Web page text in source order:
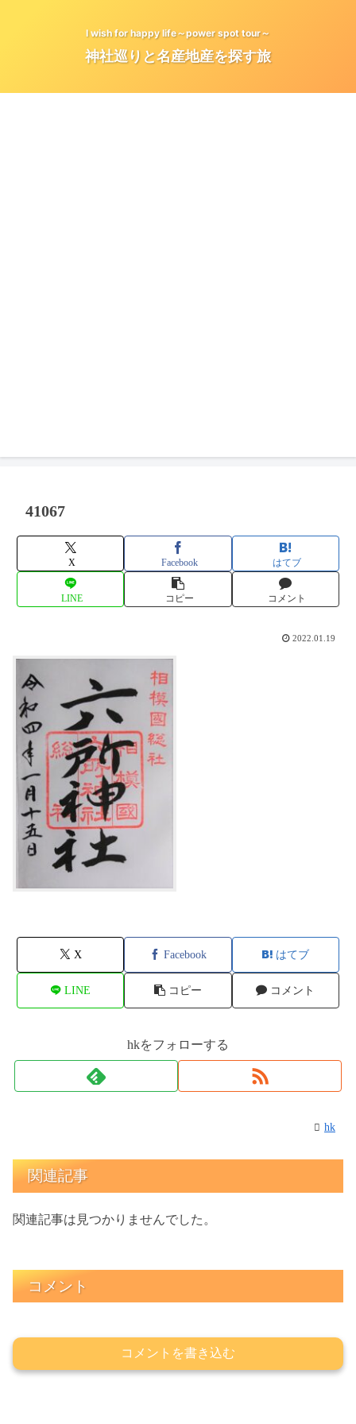
I wish for happy life～power spot tour～
神社巡りと名産地産を探す旅
41067
X Facebook はてブ
LINE コピー コメント
2022.01.19
X Facebook はてブ
LINE コピー コメント
hkをフォローする
hk
関連記事
関連記事は見つかりませんでした。
コメント
コメントを書き込む